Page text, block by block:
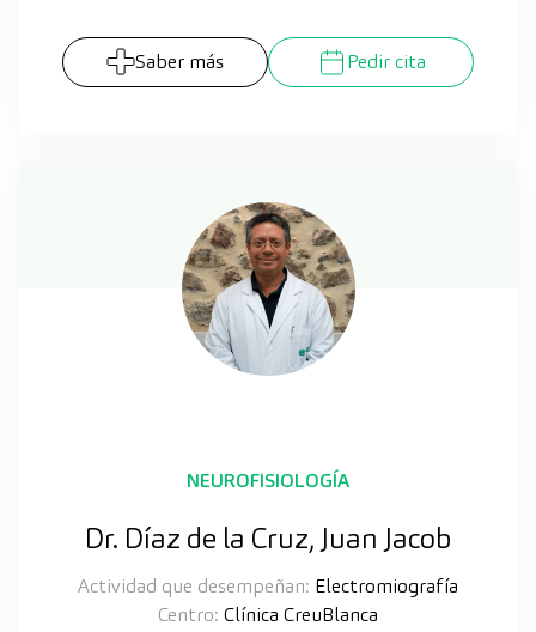
Saber más Pedir cita
NEUROFISIOLOGÍA
Dr. Díaz de la Cruz, Juan Jacob
Actividad que desempeñan: Electromiografía
Centro: Clínica CreuBlanca